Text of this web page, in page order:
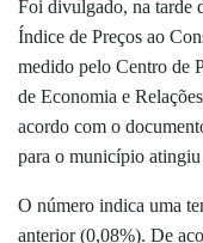
Foi divulgado, na tarde
Índice de Preços ao
medido pelo Centro de
de Economia e
acordo com o
para o município
O número indica uma
anterior (0,08%). De